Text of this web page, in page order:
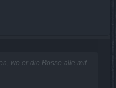
wo er die Bosse alle mit